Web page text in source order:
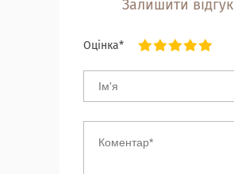
Залишити відгук
Оцінка*